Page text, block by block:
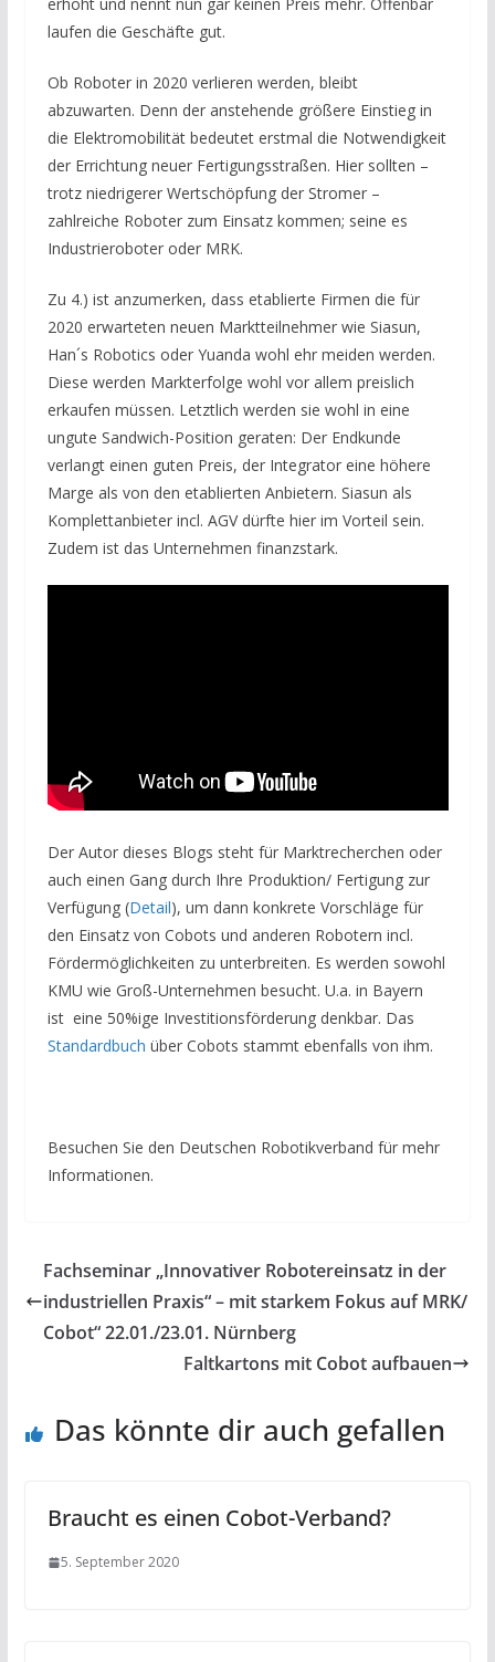
laufen die Geschäfte gut.
Ob Roboter in 2020 verlieren werden, bleibt
abzuwarten. Denn der anstehende größere Einstieg in
die Elektromobilität bedeutet erstmal die Notwendigkeit
der Errichtung neuer Fertigungsstraßen. Hier sollten –
trotz niedrigerer Wertschöpfung der Stromer –
zahlreiche Roboter zum Einsatz kommen; seine es
Industrieroboter oder MRK.
Zu 4.) ist anzumerken, dass etablierte Firmen die für
2020 erwarteten neuen Marktteilnehmer wie Siasun,
Han´s Robotics oder Yuanda wohl ehr meiden werden.
Diese werden Markterfolge wohl vor allem preislich
erkaufen müssen. Letztlich werden sie wohl in eine
ungute Sandwich-Position geraten: Der Endkunde
verlangt einen guten Preis, der Integrator eine höhere
Marge als von den etablierten Anbietern. Siasun als
Komplettanbieter incl. AGV dürfte hier im Vorteil sein.
Zudem ist das Unternehmen finanzstark.
Der Autor dieses Blogs steht für Marktrecherchen oder
auch einen Gang durch Ihre Produktion/ Fertigung zur
Verfügung (Detail), um dann konkrete Vorschläge für
den Einsatz von Cobots und anderen Robotern incl.
Fördermöglichkeiten zu unterbreiten. Es werden sowohl
KMU wie Groß-Unternehmen besucht. U.a. in Bayern
ist eine 50%ige Investitionsförderung denkbar. Das
Standardbuch über Cobots stammt ebenfalls von ihm.
Besuchen Sie den Deutschen Robotikverband für mehr
Informationen.
Fachseminar „Innovativer Robotereinsatz in der
industriellen Praxis“ – mit starkem Fokus auf MRK/
Cobot“ 22.01./23.01. Nürnberg
Faltkartons mit Cobot aufbauen
Das könnte dir auch gefallen
Braucht es einen Cobot-Verband?
5. September 2020